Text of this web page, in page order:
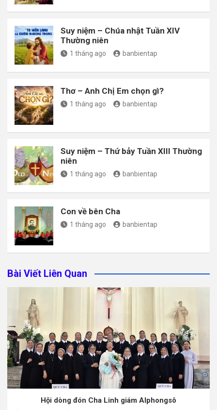
Suy niệm – Chúa nhật Tuần XIV
Thường niên
1 tháng ago banbientap
Thơ – Anh Chị Em chọn gì?
1 tháng ago banbientap
Suy niệm – Thứ bảy Tuần XIII Thường
niên
1 tháng ago banbientap
Con về bên Cha
1 tháng ago banbientap
Bài Viết Liên Quan
Hội dòng đón Cha Linh giám Alphongsô